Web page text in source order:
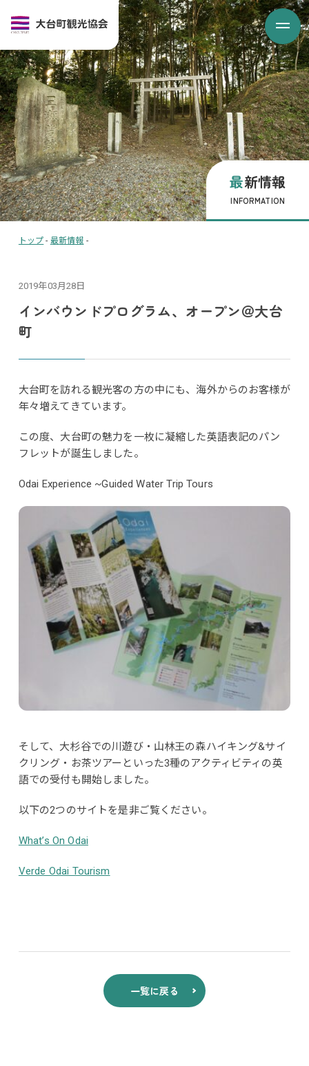
最新情報
INFORMATION
トップ - 最新情報 -
2019年03月28日
インバウンドプログラム、オープン＠大台
町
大台町を訪れる観光客の方の中にも、海外からのお客様が
年々増えてきています。
この度、大台町の魅力を一枚に凝縮した英語表記のパン
フレットが誕生しました。
Odai Experience ~Guided Water Trip Tours
そして、大杉谷での川遊び・山林王の森ハイキング&サイ
クリング・お茶ツアーといった3種のアクティビティの英
語での受付も開始しました。
以下の2つのサイトを是非ご覧ください。
What’s On Odai
Verde Odai Tourism
一覧に戻る